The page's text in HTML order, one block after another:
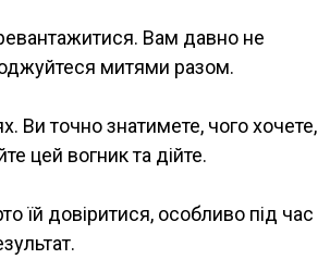
Вам давно не
митями разом.
Ви точно знатимете, чого хочете,
цей вогник та дійте.
їй довіритися, особливо під час